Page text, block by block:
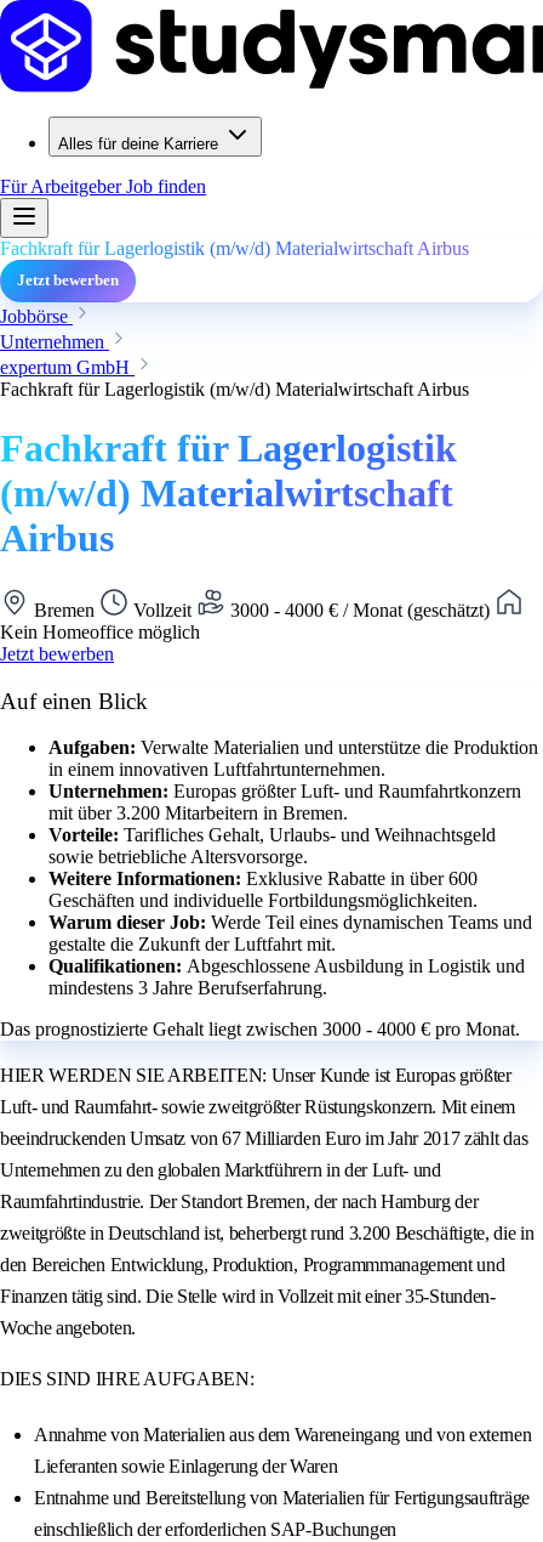
Alles für deine Karriere
Für ArbeitgeberJob finden
Fachkraft für Lagerlogistik (m/w/d) Materialwirtschaft Airbus
Jetzt bewerben
Jobbörse
Unternehmen
expertum GmbH
Fachkraft für Lagerlogistik (m/w/d) Materialwirtschaft Airbus
Fachkraft für Lagerlogistik
(m/w/d) Materialwirtschaft
Airbus
Bremen Vollzeit
3000 - 4000 € / Monat (geschätzt)
Kein Homeoffice möglich
Jetzt bewerben
Auf einen Blick
Aufgaben: Verwalte Materialien und unterstütze die Produktion
in einem innovativen Luftfahrtunternehmen.
Unternehmen: Europas größter Luft- und Raumfahrtkonzern
mit über 3.200 Mitarbeitern in Bremen.
Vorteile: Tarifliches Gehalt, Urlaubs- und Weihnachtsgeld
sowie betriebliche Altersvorsorge.
Weitere Informationen: Exklusive Rabatte in über 600
Geschäften und individuelle Fortbildungsmöglichkeiten.
Warum dieser Job: Werde Teil eines dynamischen Teams und
gestalte die Zukunft der Luftfahrt mit.
Qualifikationen: Abgeschlossene Ausbildung in Logistik und
mindestens 3 Jahre Berufserfahrung.
Das prognostizierte Gehalt liegt zwischen 3000 - 4000 € pro Monat.
HIER WERDEN SIE ARBEITEN: Unser Kunde ist Europas größter
Luft- und Raumfahrt- sowie zweitgrößter Rüstungskonzern. Mit einem
beeindruckenden Umsatz von 67 Milliarden Euro im Jahr 2017 zählt das
Unternehmen zu den globalen Marktführern in der Luft- und
Raumfahrtindustrie. Der Standort Bremen, der nach Hamburg der
zweitgrößte in Deutschland ist, beherbergt rund 3.200 Beschäftigte, die in
den Bereichen Entwicklung, Produktion, Programmmanagement und
Finanzen tätig sind. Die Stelle wird in Vollzeit mit einer 35-Stunden-
Woche angeboten.
DIES SIND IHRE AUFGABEN:
Annahme von Materialien aus dem Wareneingang und von externen
Lieferanten sowie Einlagerung der Waren
Entnahme und Bereitstellung von Materialien für Fertigungsaufträge
einschließlich der erforderlichen SAP-Buchungen